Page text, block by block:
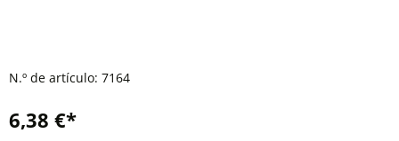
N.º de artículo: 7164
6,38 €*